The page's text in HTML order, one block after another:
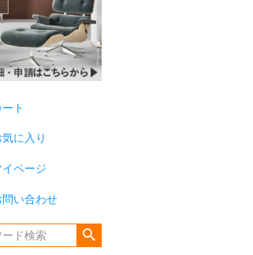
ート
気に入り
イページ
問い合わせ